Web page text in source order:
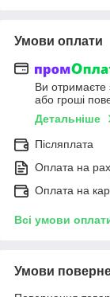
Умови оплати
Ви отримаєте
або гроші
Детальніше
Післяплата
Оплата на
Оплата на
Всі умови
Умови